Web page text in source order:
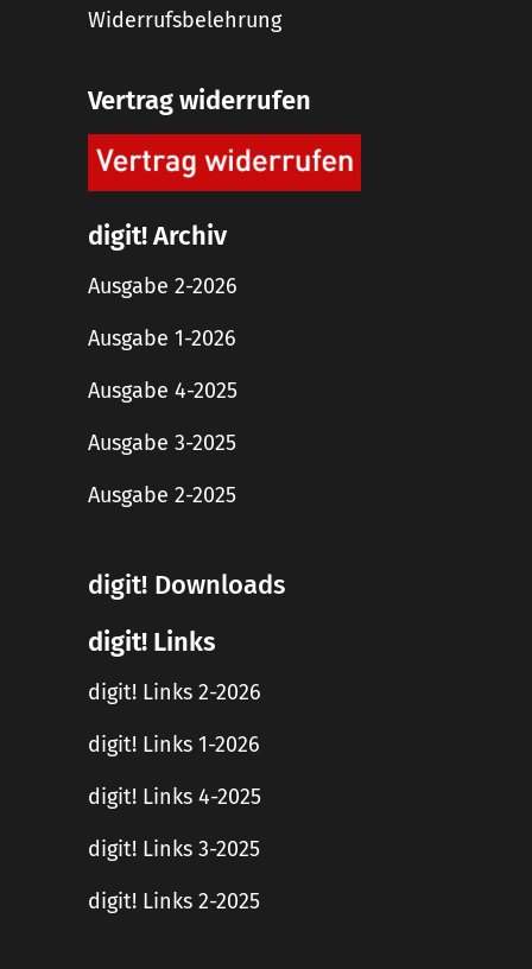
Widerrufsbelehrung
Vertrag widerrufen
digit! Archiv
Ausgabe 2-2026
Ausgabe 1-2026
Ausgabe 4-2025
Ausgabe 3-2025
Ausgabe 2-2025
digit! Downloads
digit! Links
digit! Links 2-2026
digit! Links 1-2026
digit! Links 4-2025
digit! Links 3-2025
digit! Links 2-2025